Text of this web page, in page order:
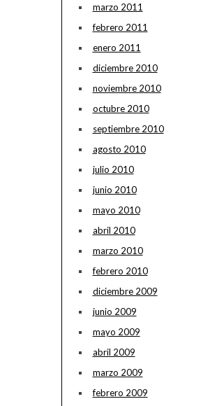
marzo 2011
febrero 2011
enero 2011
diciembre 2010
noviembre 2010
octubre 2010
septiembre 2010
agosto 2010
julio 2010
junio 2010
mayo 2010
abril 2010
marzo 2010
febrero 2010
diciembre 2009
junio 2009
mayo 2009
abril 2009
marzo 2009
febrero 2009